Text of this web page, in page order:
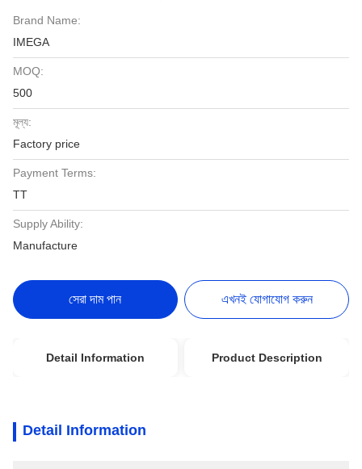
Brand Name:
IMEGA
MOQ:
500
মূল্য:
Factory price
Payment Terms:
TT
Supply Ability:
Manufacture
সেরা দাম পান এখনই যোগাযোগ করুন
Detail Information Product Description
Detail Information